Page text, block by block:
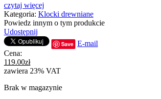
czytaj więcej
Kategoria: Klocki drewniane
Powiedz innym o tym produkcie
Udostępnij
Save E-mail
Cena:
119.00zł
zawiera 23% VAT
Brak w magazynie